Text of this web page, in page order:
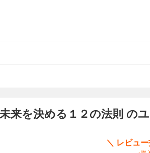
グ
ニング
来を決める１２の法則 の
＼ レビュ